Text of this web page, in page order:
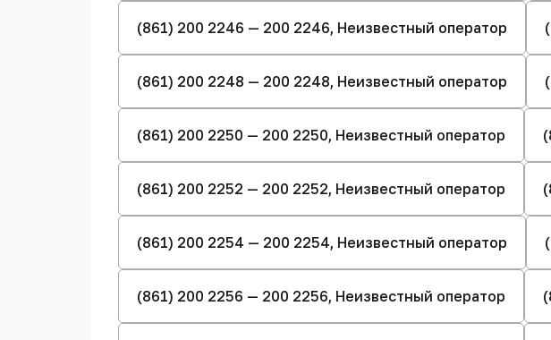
(861) 200 2246 — 200 2246, Неизвестный оператор
(861) 200 2248 — 200 2248, Неизвестный оператор
(861) 200 2250 — 200 2250, Неизвестный оператор
(861) 200 2252 — 200 2252, Неизвестный оператор
(861) 200 2254 — 200 2254, Неизвестный оператор
(861) 200 2256 — 200 2256, Неизвестный оператор